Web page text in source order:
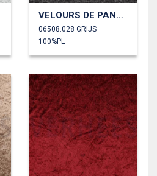
VELOURS DE PANNE
06508.028 GRIJS
100%PL